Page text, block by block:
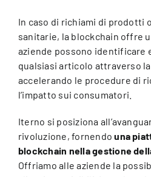
In caso di richiami di prodotti
sanitarie, la blockchain offre
aziende possono identificare
qualsiasi articolo attraverso
accelerando le procedure di
l’impatto sui consumatori.
Iterno si posiziona
rivoluzione, fornendouna
blockchain nella gestione
Offriamo alle aziende la